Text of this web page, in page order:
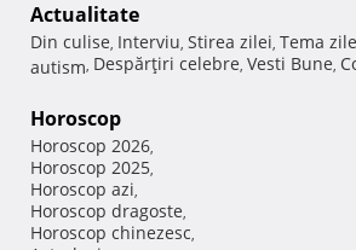
Actualitate
Din culise, Interviu, Stirea zilei, Tema
autism, Despărţiri celebre, Vesti Bune,
Horoscop
Horoscop 2026,
Horoscop 2025,
Horoscop azi,
Horoscop dragoste,
Horoscop chinezesc,